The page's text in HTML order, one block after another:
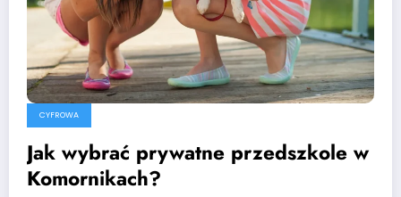
CYFROWA
Jak wybrać prywatne przedszkole w
Komornikach?